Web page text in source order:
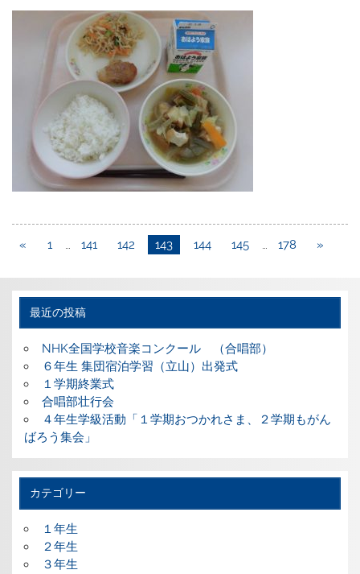
« 1 … 141 142 143 144 145 … 178 »
最近の投稿
NHK全国学校音楽コンクール （合唱部）
６年生 集団宿泊学習（立山）出発式
１学期終業式
合唱部壮行会
４年生学級活動「１学期おつかれさま、２学期もがん
ばろう集会」
カテゴリー
１年生
２年生
３年生